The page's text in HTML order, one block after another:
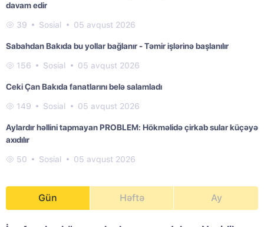
davam edir
39 Sosial 05 avqust 2026
Sabahdan Bakıda bu yollar bağlanır - Təmir işlərinə başlanılır
156 Sosial 05 avqust 2026
Ceki Çan Bakıda fanatlarını belə salamladı
149 Sosial 05 avqust 2026
Aylardır həllini tapmayan PROBLEM: Hökməlidə çirkab sular küçəyə
axıdılır
50 Sosial 05 avqust 2026
Gün Həftə Ay